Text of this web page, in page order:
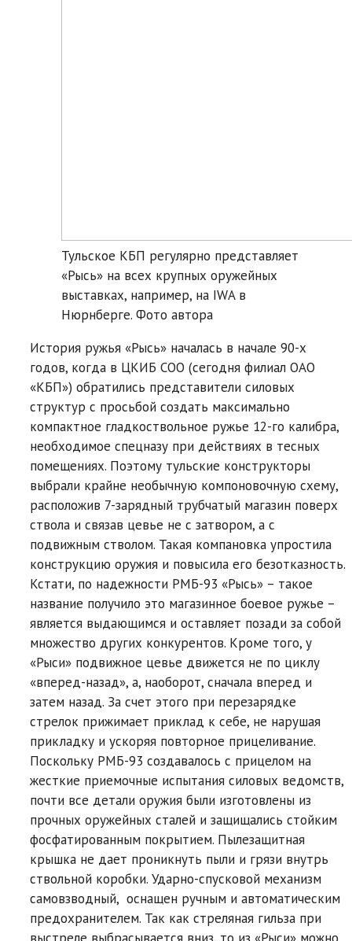
Тульское КБП регулярно представляет
«Рысь» на всех крупных оружейных
выставках, например, на IWA в
Нюрнберге. Фото автора
История ружья «Рысь» началась в начале 90-х
годов, когда в ЦКИБ СОО (сегодня филиал ОАО
«КБП») обратились представители силовых
структур с просьбой создать максимально
компактное гладкоствольное ружье 12-го калибра,
необходимое спецназу при действиях в тесных
помещениях. Поэтому тульские конструкторы
выбрали крайне необычную компоновочную схему,
расположив 7-зарядный трубчатый магазин поверх
ствола и связав цевье не с затвором, а с
подвижным стволом. Такая компановка упростила
конструкцию оружия и повысила его безотказность.
Кстати, по надежности РМБ-93 «Рысь» – такое
название получило это магазинное боевое ружье –
является выдающимся и оставляет позади за собой
множество других конкурентов. Кроме того, у
«Рыси» подвижное цевье движется не по циклу
«вперед-назад», а, наоборот, сначала вперед и
затем назад. За счет этого при перезарядке
стрелок прижимает приклад к себе, не нарушая
прикладку и ускоряя повторное прицеливание.
Поскольку РМБ-93 создавалось с прицелом на
жесткие приемочные испытания силовых ведомств,
почти все детали оружия были изготовлены из
прочных оружейных сталей и защищались стойким
фосфатированным покрытием. Пылезащитная
крышка не дает проникнуть пыли и грязи внутрь
ствольной коробки. Ударно-спусковой механизм
самовзводный, оснащен ручным и автоматическим
предохранителем. Так как стреляная гильза при